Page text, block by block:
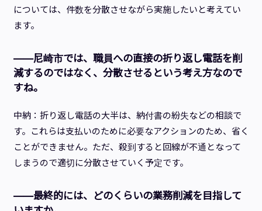
については、件数を分散させながら実施したいと考えてい
ます。
——尼崎市では、職員への直接の折り返し電話を削
減するのではなく、分散させるという考え方なので
すね。
中納：折り返し電話の大半は、納付書の紛失などの相談で
す。これらは支払いのために必要なアクションのため、省く
ことができません。ただ、殺到すると回線が不通となって
しまうので適切に分散させていく予定です。
——最終的には、どのくらいの業務削減を目指して